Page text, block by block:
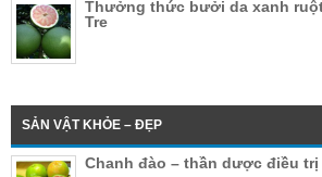
Thưởng thức bưởi da xanh
Tre
SẢN VẬT KHỎE – ĐẸP
Chanh đào – thần dược điều